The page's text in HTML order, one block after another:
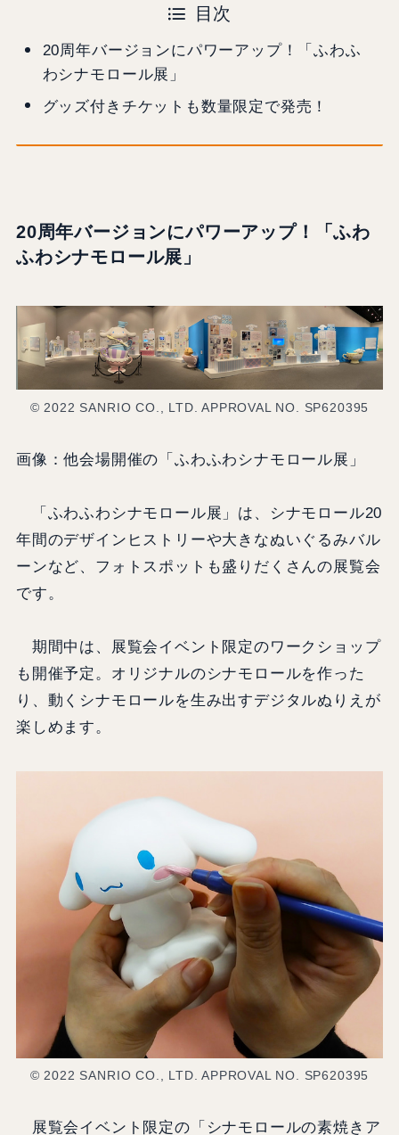
目次
20周年バージョンにパワーアップ！「ふわふ
わシナモロール展」
グッズ付きチケットも数量限定で発売！
20周年バージョンにパワーアップ！「ふわ
ふわシナモロール展 」
© 2022 SANRIO CO., LTD. APPROVAL NO. SP620395
画像：他会場開催の「ふわふわシナモロール展」
「ふわふわシナモロール展」は、シナモロール20
年間のデザインヒストリーや大きなぬいぐるみバル
ーンなど、フォトスポットも盛りだくさんの展覧会
です。
期間中は、展覧会イベント限定のワークショップ
も開催予定。オリジナルのシナモロールを作った
り、動くシナモロールを生み出すデジタルぬりえが
楽しめます。
© 2022 SANRIO CO., LTD. APPROVAL NO. SP620395
展覧会イベント限定の「シナモロールの素焼きア